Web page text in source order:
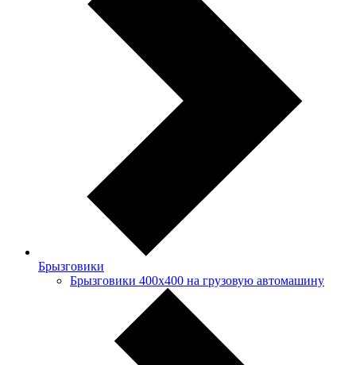
Брызговики
Брызговики 400х400 на грузовую автомашину